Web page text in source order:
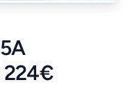
224€